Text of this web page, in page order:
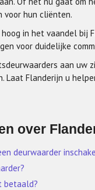
hun cliënten.
in het vaandel bij
voor duidelijke
aan
Laat Flanderijn u
over
deurwaarder
betaald?